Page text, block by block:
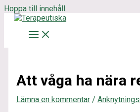
Hoppa till innehåll
Att våga ha nära
Lämna en kommentar /